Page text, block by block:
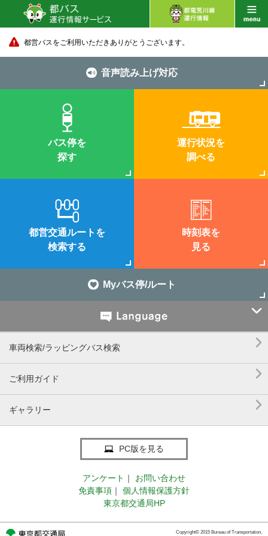
都営バスをご利用いただきありがとうございます。
音声読み上げ対応
バス停を
探す
運行状況を
調べる
都営交通ルートを
検索する
時刻表を
見る
Myバス停/ルート

車両検索/ラッピングバス検索 
ご利用ガイド 
ギャラリー 
PC版を見る
アンケート ｜
お問い合わせ
免責事項 ｜
個人情報保護方針
東京都交通局HP
Copyright© 2015 Bureau of Transportation.